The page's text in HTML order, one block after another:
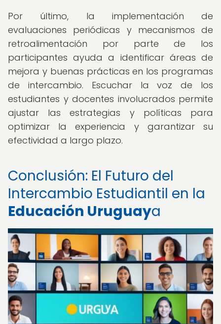
Por último, la implementación de
evaluaciones periódicas y mecanismos de
retroalimentación por parte de los
participantes ayuda a identificar áreas de
mejora y buenas prácticas en los programas
de intercambio. Escuchar la voz de los
estudiantes y docentes involucrados permite
ajustar las estrategias y políticas para
optimizar la experiencia y garantizar su
efectividad a largo plazo.
Conclusión: El Futuro del
Intercambio Estudiantil en la
Educación Uruguaya